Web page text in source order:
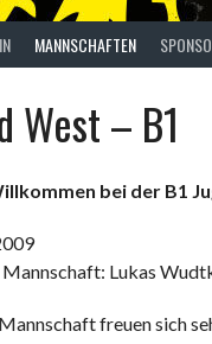
MANNSCHAFTEN
West – B1
bei der B1
Lukas
freuen sich